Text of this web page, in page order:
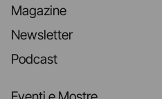
Magazine
Newsletter
Podcast